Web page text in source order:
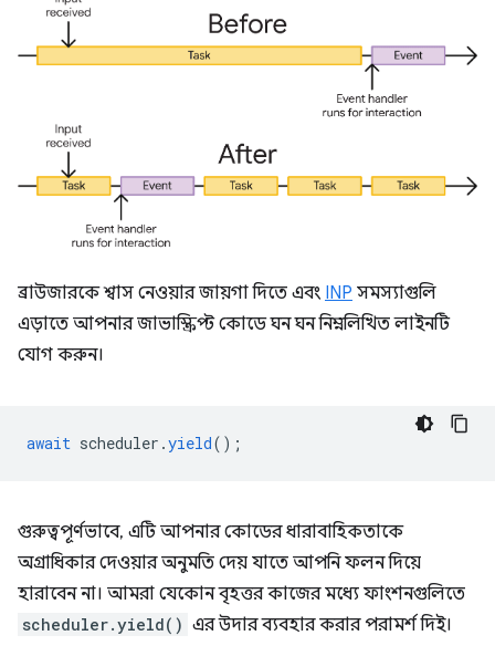
ব্রাউজারকে শ্বাস নেওয়ার জায়গা দিতে এবং INP সমস্যাগুলি
এড়াতে আপনার জাভাস্ক্রিপ্ট কোডে ঘন ঘন নিম্নলিখিত লাইনটি
যোগ করুন।
await scheduler .yield();
গুরুত্বপূর্ণভাবে, এটি আপনার কোডের ধারাবাহিকতাকে
অগ্রাধিকার দেওয়ার অনুমতি দেয় যাতে আপনি ফলন দিয়ে
হারাবেন না। আমরা যেকোন বৃহত্তর কাজের মধ্যে ফাংশনগুলিতে
scheduler.yield() এর উদার ব্যবহার করার পরামর্শ দিই।